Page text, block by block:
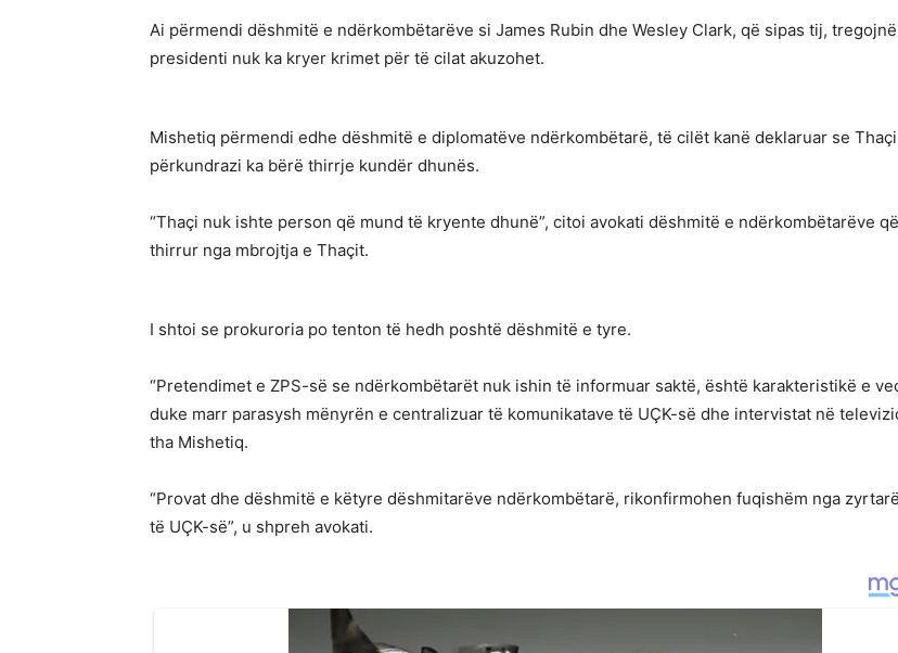
Ai përmendi dëshmitë e ndërkombëtarëve si James Rubin dhe Wesley Clark, që sipas tij,
presidenti nuk ka kryer krimet për të cilat akuzohet.
Mishetiq përmendi edhe dëshmitë e diplomatëve ndërkombëtarë, të cilët kanë deklaruar se
përkundrazi ka bërë thirrje kundër dhunës.
“Thaçi nuk ishte person që mund të kryente dhunë”, citoi avokati dëshmitë e ndërkombëtarëve
thirrur nga mbrojtja e Thaçit.
I shtoi se prokuroria po tenton të hedh poshtë dëshmitë e tyre.
“Pretendimet e ZPS-së se ndërkombëtarët nuk ishin të informuar saktë, është karakteristikë e
duke marr parasysh mënyrën e centralizuar të komunikatave të UÇK-së dhe intervistat në
tha Mishetiq.
“Provat dhe dëshmitë e këtyre dëshmitarëve ndërkombëtarë, rikonfirmohen fuqishëm nga
të UÇK-së”, u shpreh avokati.